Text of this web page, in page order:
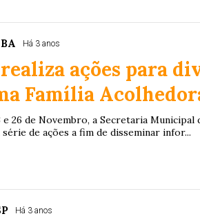
Há 3 anos
ações para
Família
26 de Novembro, a Secretaria Municipal
de ações a fim de disseminar infor...
Há 3 anos